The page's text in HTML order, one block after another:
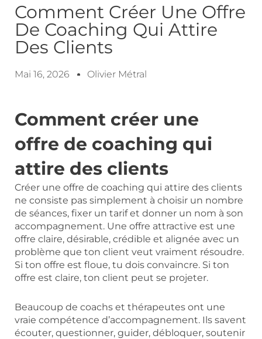
Comment Créer Une Offre
De Coaching Qui Attire
Des Clients
Mai 16, 2026 Olivier Métral
Comment créer une
offre de coaching qui
attire des clients
Créer une offre de coaching qui attire des clients
ne consiste pas simplement à choisir un nombre
de séances, fixer un tarif et donner un nom à son
accompagnement. Une offre attractive est une
offre claire, désirable, crédible et alignée avec un
problème que ton client veut vraiment résoudre.
Si ton offre est floue, tu dois convaincre. Si ton
offre est claire, ton client peut se projeter.
Beaucoup de coachs et thérapeutes ont une
vraie compétence d’accompagnement. Ils savent
écouter, questionner, guider, débloquer, soutenir